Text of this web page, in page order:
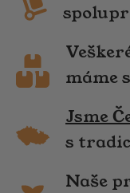
máme
Jsme
s
Naše